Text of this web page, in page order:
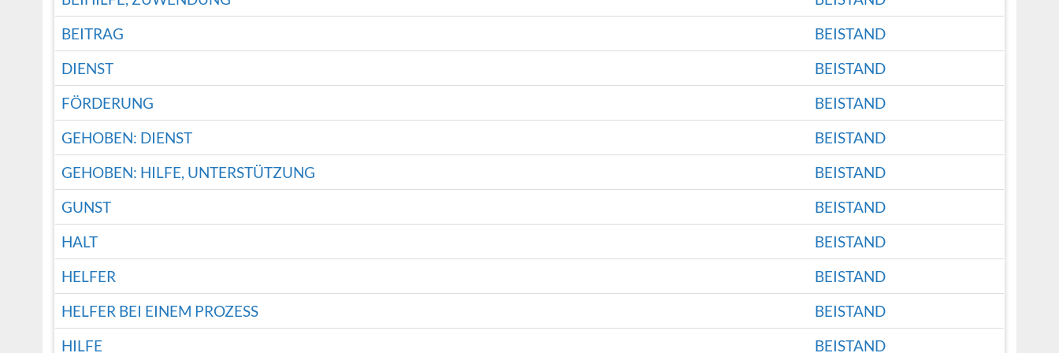
BEITRAG
BEISTAND
DIENST
BEISTAND
FÖRDERUNG
BEISTAND
GEHOBEN: DIENST
BEISTAND
GEHOBEN: HILFE, UNTERSTÜTZUNG
BEISTAND
GUNST
BEISTAND
HALT
BEISTAND
HELFER
BEISTAND
HELFER BEI EINEM PROZESS
BEISTAND
HILFE
BEISTAND